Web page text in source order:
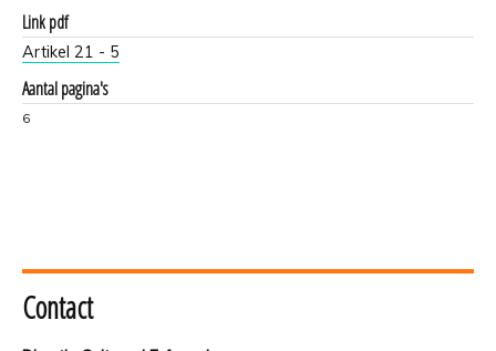
Link pdf
Artikel 21 - 5
Aantal pagina's
6
Contact